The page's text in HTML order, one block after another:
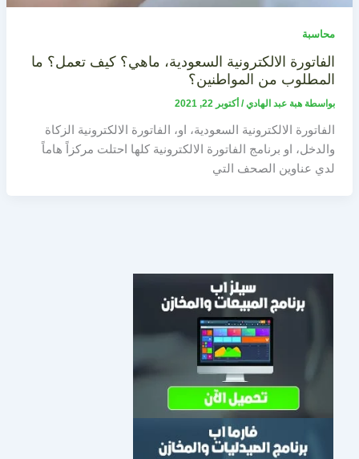
محاسبة
الفاتورة الالكترونية السعودية، ماهي؟ كيف تعمل؟ ما
المطلوب من المواطنين؟
بواسطة هبة عبد الهادي/ أكتوبر 22, 2021
الفاتورة الالكترونية السعودية، او، الفاتورة الالكترونية الزكاة
والدخل، او برنامج الفاتورة الالكترونية كلها احتلت مركزاً هاماً
لدي عناوين الصحف التي